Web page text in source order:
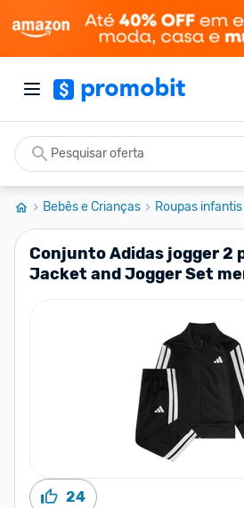
Bebês e Crianças Roupas infantis
Conjunto Adidas jogger 2
Jacket and Jogger Set
24